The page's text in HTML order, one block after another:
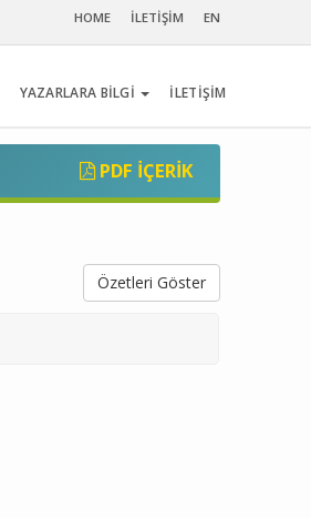
HOME İLETİŞİM EN
YAZARLARA BİLGİ İLETİŞİM
PDF İÇERIK
Özetleri Göster